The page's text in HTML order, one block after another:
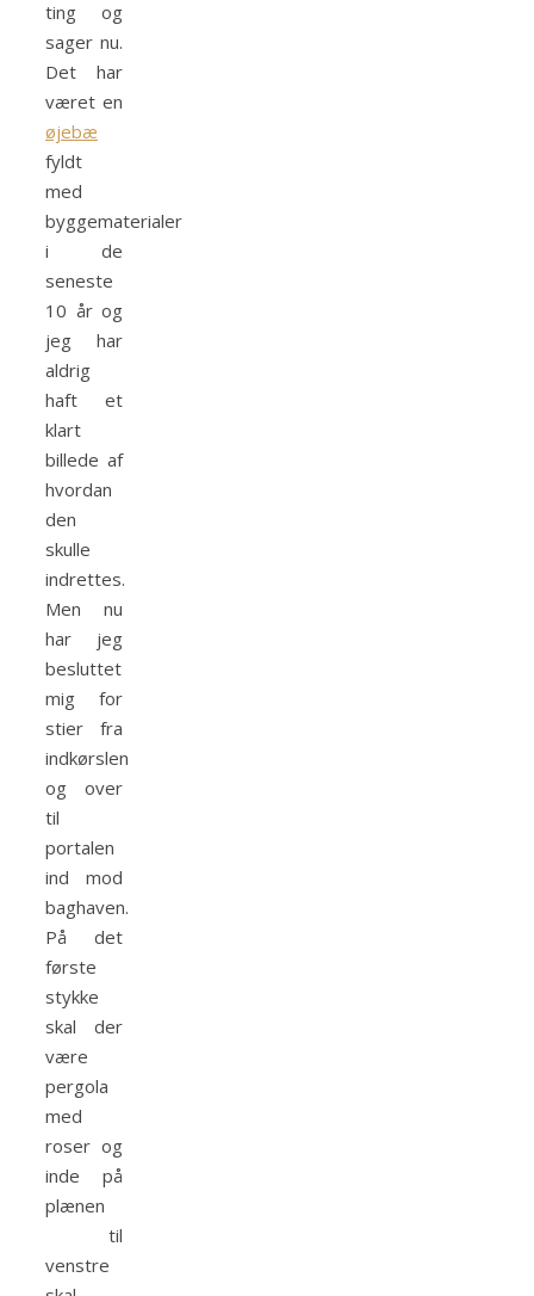
ting og
sager nu.
Det har
været en
øjebæ
fyldt
med
byggematerialer
i de
seneste
10 år og
jeg har
aldrig
haft et
klart
billede af
hvordan
den
skulle
indrettes.
Men nu
har jeg
besluttet
mig for
stier fra
indkørslen
og over
til
portalen
ind mod
baghaven.
På det
første
stykke
skal der
være
pergola
med
roser og
inde på
plænen
til
venstre